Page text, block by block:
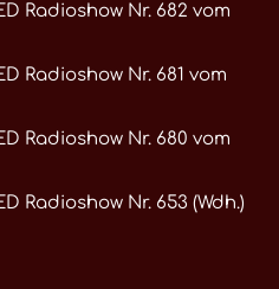
Radioshow Nr. 682 vom
Radioshow Nr. 681 vom
Radioshow Nr. 680 vom
Radioshow Nr. 653 (Wdh.)